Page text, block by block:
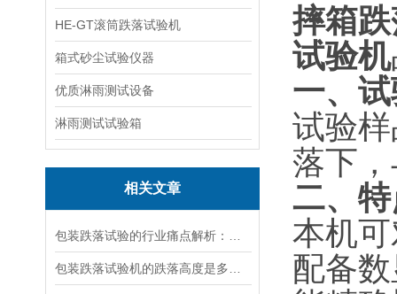
HE-GT滚筒跌落试验机
箱式砂尘试验仪器
优质淋雨测试设备
淋雨测试试验箱
相关文章
摔箱
试验机
一、
试验
落下
二、
本机
配备